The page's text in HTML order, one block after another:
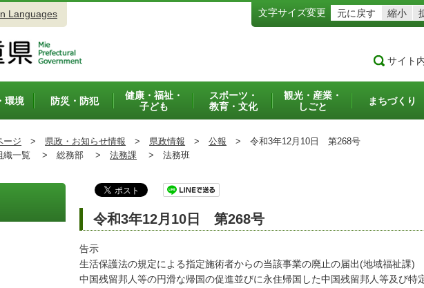
Languages 文字サイズ変更 元に戻す 縮小
サイト
環境 防災・防犯
健康・福祉・
子ども
スポーツ・
教育・文化
観光・産業・
しごと
まちづくり
ージ > 県政・お知らせ情報 > 県政情報 > 公報 > 令和3年12月10日 第268号
織一覧 > 総務部 > 法務課 > 法務班
令和3年12月10日 第268号
告示
生活保護法の規定による指定施術者からの当該事業の廃止の届出(地域福祉課)
中国残留邦人等の円滑な帰国の促進並びに永住帰国した中国残留邦人等及び特